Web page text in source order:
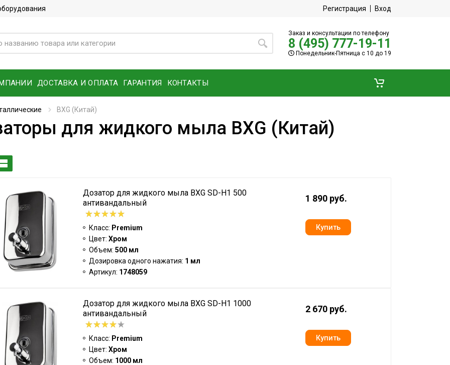
Регистрация Вход
Заказ и консультации по телефону
8 (495) 777-19-11
Понедельник-Пятница с 10 до 19
ДОСТАВКА И ОПЛАТА ГАРАНТИЯ КОНТАКТЫ
BXG (Китай)
для жидкого мыла BXG (Китай)
Дозатор для жидкого мыла BXG SD-H1 500
антивандальный
Класс: Premium
Цвет: Хром
Объем: 500 мл
Дозировка одного нажатия: 1 мл
Артикул: 1748059
1 890 руб.
Дозатор для жидкого мыла BXG SD-H1 1000
антивандальный
Класс: Premium
Цвет: Хром
Объем: 1000 мл
2 670 руб.